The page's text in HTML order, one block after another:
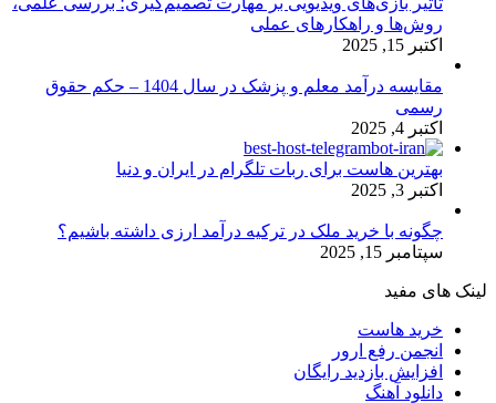
روش‌ها و راهکارهای عملی
اکتبر 15, 2025
مقایسه درآمد معلم و پزشک در سال 1404 – حکم حقوق
رسمی
اکتبر 4, 2025
بهترین هاست برای ربات تلگرام در ایران و دنیا
اکتبر 3, 2025
چگونه با خرید ملک در ترکیه درآمد ارزی داشته باشیم؟
سپتامبر 15, 2025
لینک های مفید
خرید هاست
انجمن رفع ارور
افزایش بازدید رایگان
دانلود آهنگ